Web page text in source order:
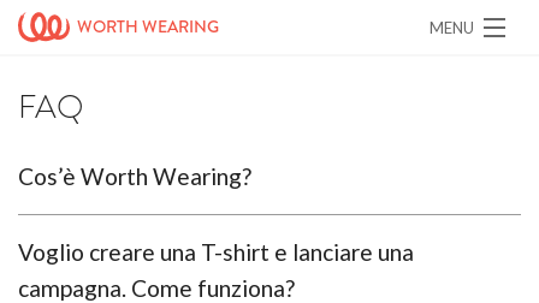
WORTH WEARING MENU
Accedi
CAMPAGNE
FAQ
Cos’è Worth Wearing?
Voglio creare una T-shirt e lanciare una
campagna. Come funziona?